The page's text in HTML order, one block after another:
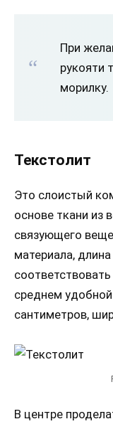
При
рукояти
морилку.
Текстолит
Это слоистый
основе ткани из
связующего
материала,
среднем
сантиметров,
В центре